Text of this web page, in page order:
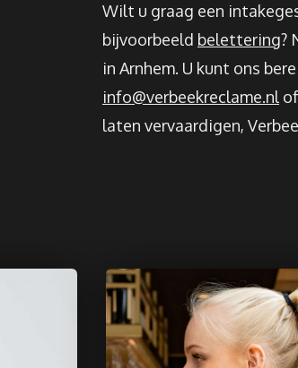
Wilt u graag een
bijvoorbeeld belettering?
in Arnhem. U kunt ons
info@verbeekreclame.nl
laten vervaardigen,